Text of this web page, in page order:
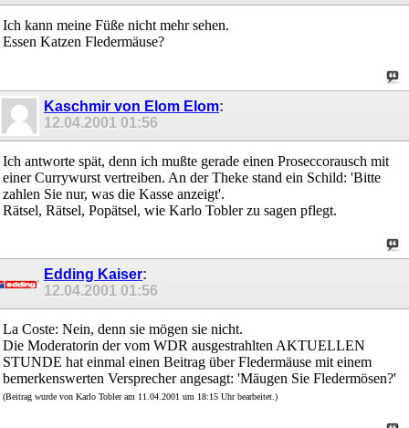
Ich kann meine Füße nicht mehr sehen.
Essen Katzen Fledermäuse?
Kaschmir von Elom Elom:
12.04.2001 01:56
Ich antworte spät, denn ich mußte gerade einen Proseccorausch mit
einer Currywurst vertreiben. An der Theke stand ein Schild: 'Bitte
zahlen Sie nur, was die Kasse anzeigt'.
Rätsel, Rätsel, Popätsel, wie Karlo Tobler zu sagen pflegt.
Edding Kaiser:
12.04.2001 01:56
La Coste: Nein, denn sie mögen sie nicht.
Die Moderatorin der vom WDR ausgestrahlten AKTUELLEN
STUNDE hat einmal einen Beitrag über Fledermäuse mit einem
bemerkenswerten Versprecher angesagt: 'Mäugen Sie Fledermösen?'
(Beitrag wurde von Karlo Tobler am 11.04.2001 um 18:15 Uhr bearbeitet.)